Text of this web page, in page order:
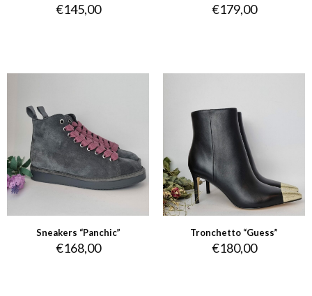
€145,00 €179,00
Sneakers “Panchic”
€168,00
Tronchetto “Guess”
€180,00